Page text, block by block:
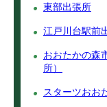
東部出張所
江戸川台駅前
おおたかの森
所）
スターツおお